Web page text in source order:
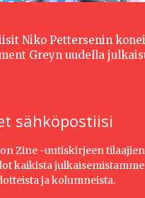
Niko Pettersenin
Greyn uudella
sähköpostiisi
Zine -uutiskirjeen
kaikista julkaisemistamme
ja kolumneista.